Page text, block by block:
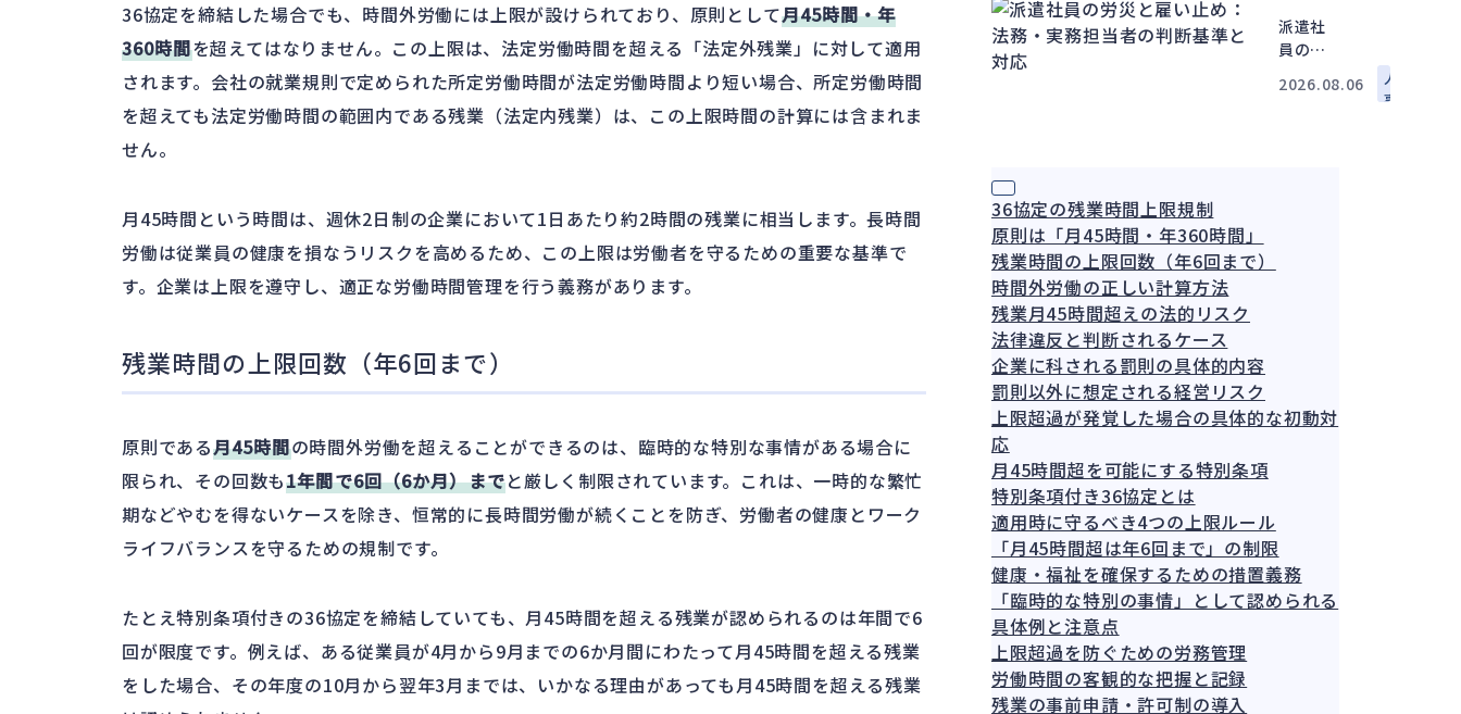
36協定を締結した場合でも、時間外労働には上限が設けられており、原則として月45時間・年
360時間を超えてはなりません。この上限は、法定労働時間を超える「法定外残業」に対して適用
されます。会社の就業規則で定められた所定労働時間が法定労働時間より短い場合、所定労働時間
を超えても法定労働時間の範囲内である残業（法定内残業）は、この上限時間の計算には含まれま
せん。
月45時間という時間は、週休2日制の企業において1日あたり約2時間の残業に相当します。長時間
労働は従業員の健康を損なうリスクを高めるため、この上限は労働者を守るための重要な基準で
す。企業は上限を遵守し、適正な労働時間管理を行う義務があります。
残業時間の上限回数（年6回まで）
原則である月45時間の時間外労働を超えることができるのは、臨時的な特別な事情がある場合に
限られ、その回数も1年間で6回（6か月）までと厳しく制限されています。これは、一時的な繁忙
期などやむを得ないケースを除き、恒常的に長時間労働が続くことを防ぎ、労働者の健康とワーク
ライフバランスを守るための規制です。
たとえ特別条項付きの36協定を締結していても、月45時間を超える残業が認められるのは年間で6
回が限度です。例えば、ある従業員が4月から9月までの6か月間にわたって月45時間を超える残業
をした場合、その年度の10月から翌年3月までは、いかなる理由があっても月45時間を超える残業
スク管
理と再
派遣社
員の労
い止
2026.08.06
人
事
36協定の残業時間上限規制
原則は「月45時間・年360時間」
残業時間の上限回数（年6回まで）
時間外労働の正しい計算方法
残業月45時間超えの法的リスク
法律違反と判断されるケース
企業に科される罰則の具体的内容
罰則以外に想定される経営リスク
上限超過が発覚した場合の具体的な初動対
応
月45時間超を可能にする特別条項
特別条項付き36協定とは
適用時に守るべき4つの上限ルール
「月45時間超は年6回まで」の制限
健康・福祉を確保するための措置義務
「臨時的な特別の事情」として認められる
具体例と注意点
上限超過を防ぐための労務管理
労働時間の客観的な把握と記録
残業の事前申請・許可制の導入